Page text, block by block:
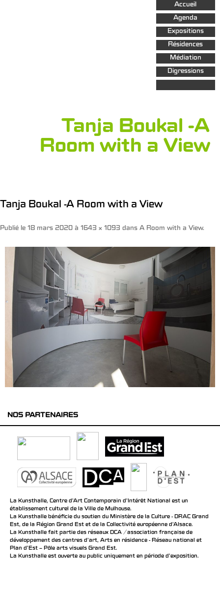
Aller au
contenu
principal
Accueil
Agenda
Expositions
Résidences
Médiation
Digressions
Tanja Boukal -A
Room with a View
Tanja Boukal -A Room with a View
Publié le 18 mars 2020 à 1643 × 1093 dans A Room with a View.
NOS PARTENAIRES
La Kunsthalle, Centre d’Art Contemporain d’Intérêt National est un
établissement culturel de la Ville de Mulhouse.
La Kunsthalle bénéficie du soutien du Ministère de la Culture - DRAC Grand
Est, de la Région Grand Est et de la Collectivité européenne d’Alsace.
La Kunsthalle fait partie des réseaux DCA / association française de
développement des centres d'art, Arts en résidence - Réseau national et
Plan d’Est – Pôle arts visuels Grand Est.
La Kunsthalle est ouverte au public uniquement en période d'exposition.